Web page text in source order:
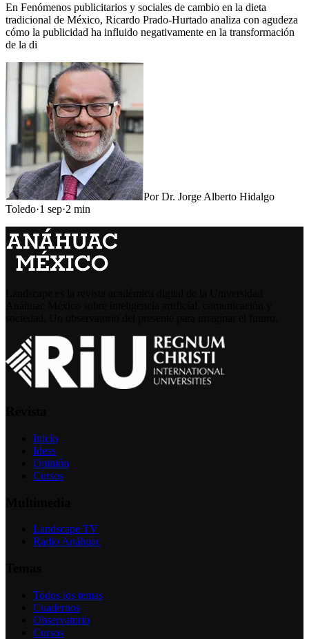
En Fenómenos publicitarios y sociales de cambio en la dieta
tradicional de México, Ricardo Prado-Hurtado analiza con agudeza
cómo la publicidad ha influido negativamente en la transformación
de la di
PorDr. Jorge Alberto Hidalgo
Toledo·1 sep·2 min
Inicio
Ideas
Opinión
Cursos
Landscape TV
Radio Anáhuac
Todos los temas
Cuadernos
Observatorio
Cursos